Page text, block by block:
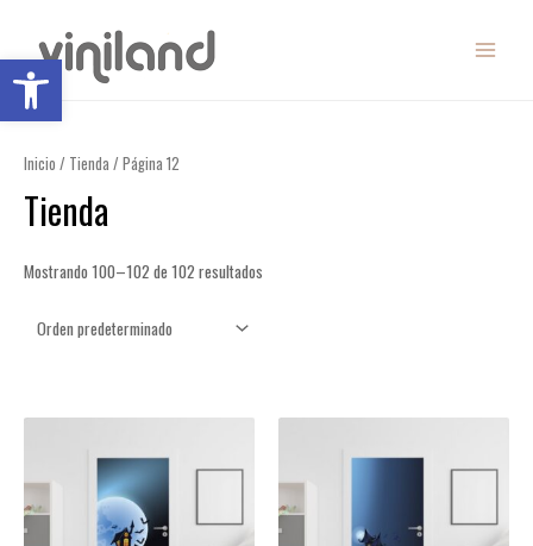
Abrir barra de herramientas
contenido
MENU
Inicio / Tienda / Página 12
Tienda
Mostrando 100–102 de 102 resultados